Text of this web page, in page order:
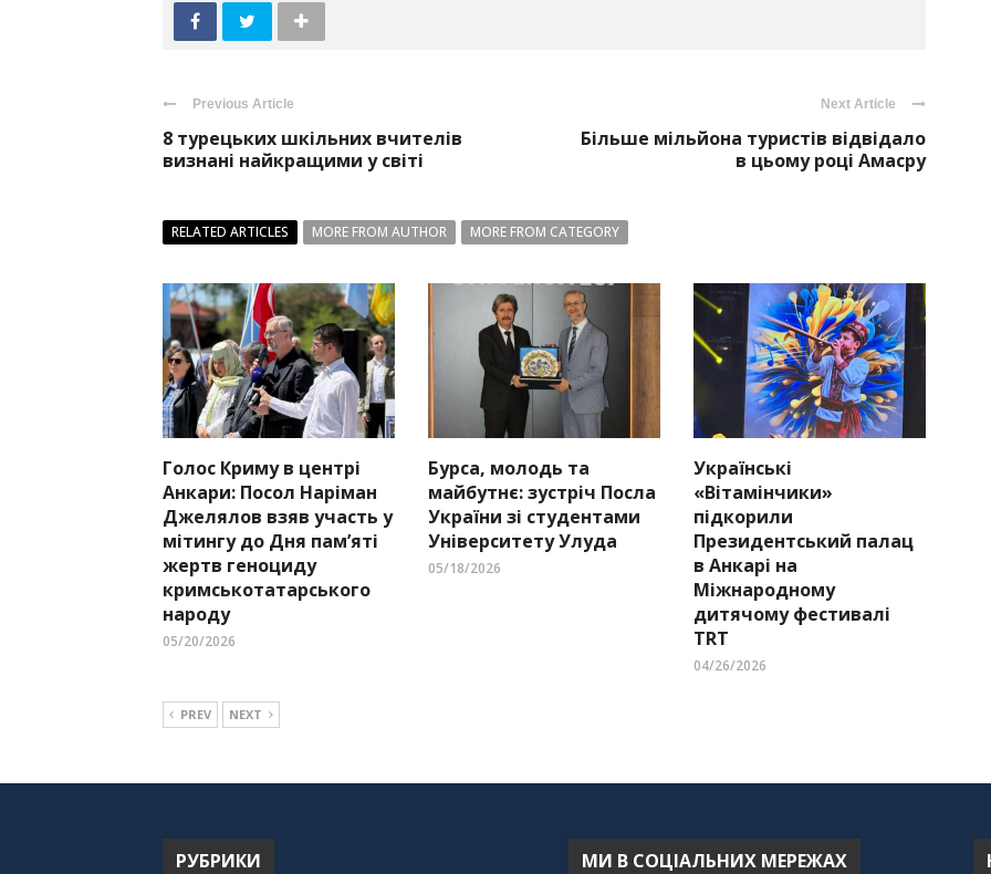
Previous Article
8 турецьких шкільних вчителів
визнані найкращими у світі
Next Article
Більше мільйона туристів відвідало
в цьому році Амасру
RELATED ARTICLES MORE FROM AUTHOR MORE FROM CATEGORY
Голос Криму в центрі
Анкари: Посол Наріман
Джелялов взяв участь у
мітингу до Дня пам’яті
жертв геноциду
кримськотатарського
народу
05/20/2026
Бурса, молодь та
майбутнє: зустріч Посла
України зі студентами
Університету Улуда
05/18/2026
Українські
«Вітамінчики»
підкорили
Президентський палац
в Анкарі на
Міжнародному
дитячому фестивалі
TRT
04/26/2026
PREV NEXT
РУБРИКИ МИ В СОЦІАЛЬНИХ МЕРЕЖАХ